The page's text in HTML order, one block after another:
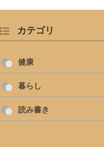
カテゴリ
健康
暮らし
読み書き